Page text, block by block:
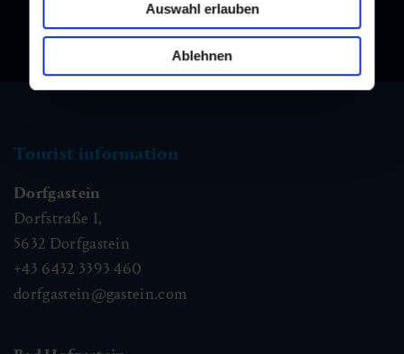
Auswahl erlauben
Ablehnen
Tourist information
Dorfgastein
Dorfstraße 1,
5632 Dorfgastein
+43 6432 3393 460
dorfgastein@gastein.com